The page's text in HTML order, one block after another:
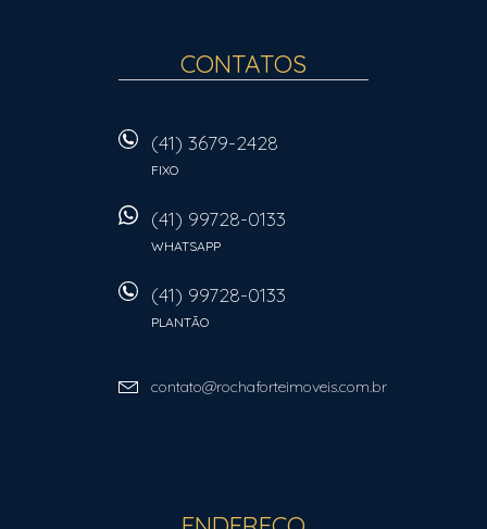
CONTATOS
(41) 3679-2428
FIXO
(41) 99728-0133
WHATSAPP
(41) 99728-0133
PLANTÃO
contato@rochaforteimoveis.com.br